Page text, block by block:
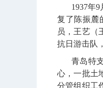
1937年9
复了陈振麓
员，王艺（
抗日游击队
青岛特
心，一批土
分管组织工